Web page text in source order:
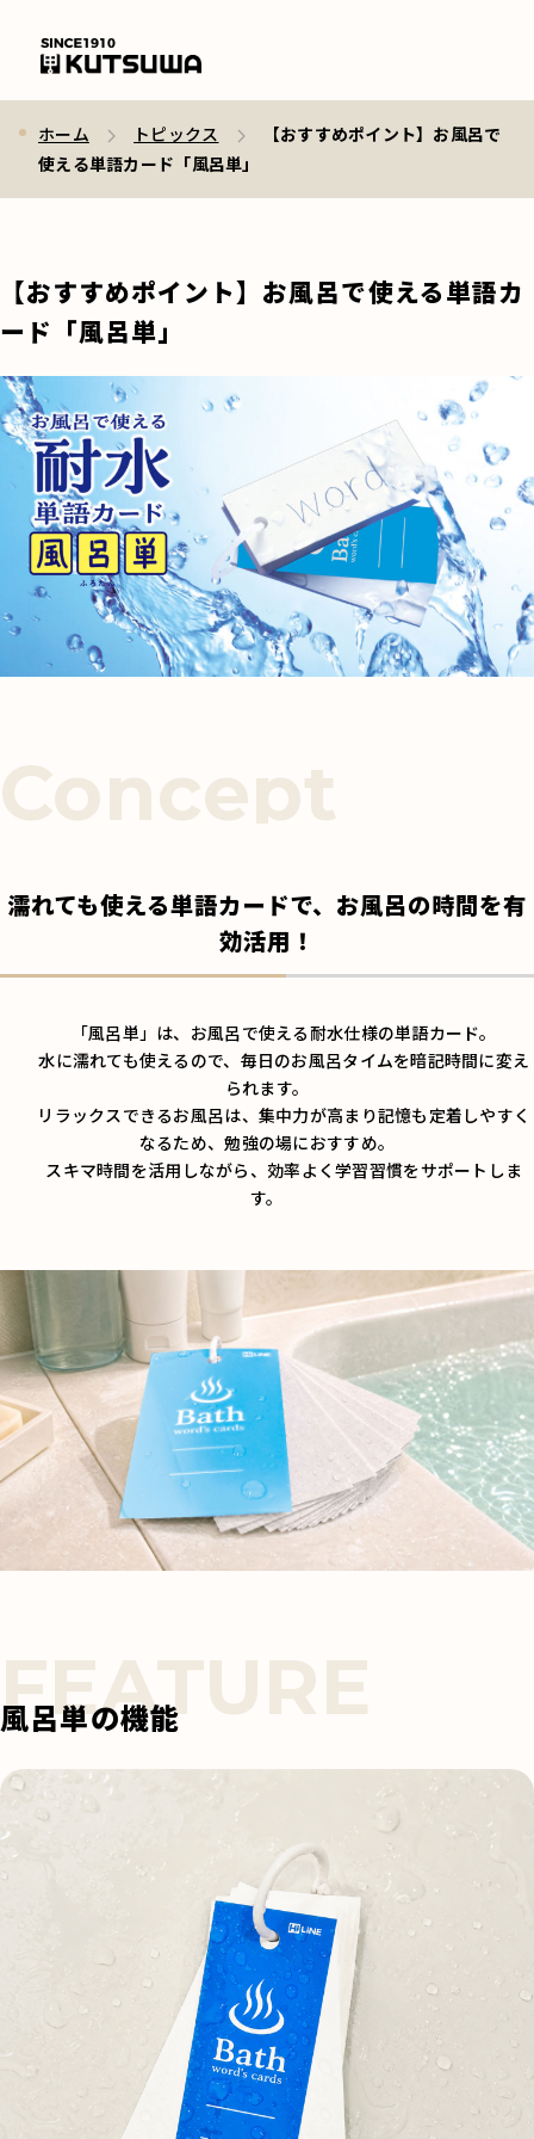
ホーム トピックス
【おすすめポイント】お風呂で
使える単語カード「風呂単」
【おすすめポイント】お風呂で使える単語カ
ード「風呂単」
濡れても使える単語カードで、お風呂の時間を有
効活用！
「風呂単」は、お風呂で使える耐水仕様の単語カード。
水に濡れても使えるので、毎日のお風呂タイムを暗記時間に変え
られます。
リラックスできるお風呂は、集中力が高まり記憶も定着しやすく
なるため、勉強の場におすすめ。
スキマ時間を活用しながら、効率よく学習習慣をサポートしま
す。
風呂単の機能